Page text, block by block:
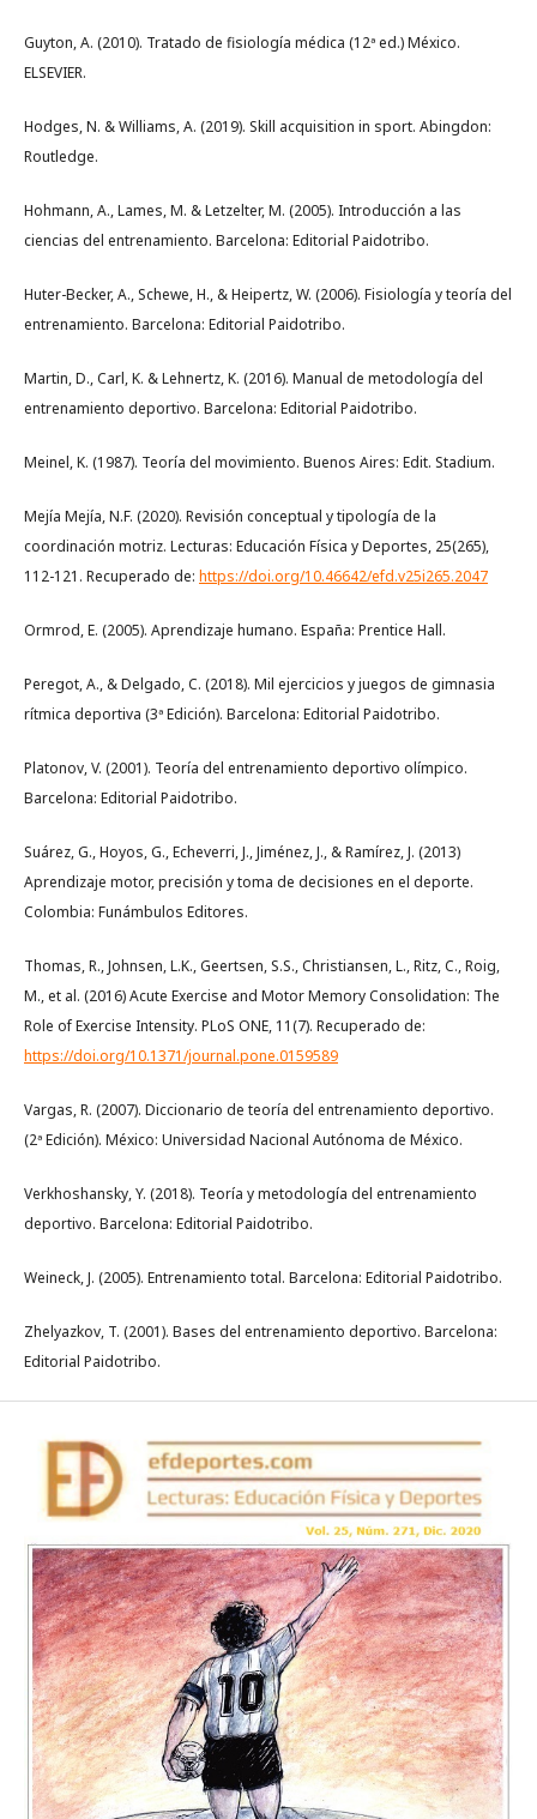
Guyton, A. (2010). Tratado de fisiología médica (12ª ed.) México.
ELSEVIER.
Hodges, N. & Williams, A. (2019). Skill acquisition in sport. Abingdon:
Routledge.
Hohmann, A., Lames, M. & Letzelter, M. (2005). Introducción a las
ciencias del entrenamiento. Barcelona: Editorial Paidotribo.
Huter-Becker, A., Schewe, H., & Heipertz, W. (2006). Fisiología y teoría del
entrenamiento. Barcelona: Editorial Paidotribo.
Martin, D., Carl, K. & Lehnertz, K. (2016). Manual de metodología del
entrenamiento deportivo. Barcelona: Editorial Paidotribo.
Meinel, K. (1987). Teoría del movimiento. Buenos Aires: Edit. Stadium.
Mejía Mejía, N.F. (2020). Revisión conceptual y tipología de la
coordinación motriz. Lecturas: Educación Física y Deportes, 25(265),
112-121. Recuperado de: https://doi.org/10.46642/efd.v25i265.2047
Ormrod, E. (2005). Aprendizaje humano. España: Prentice Hall.
Peregot, A., & Delgado, C. (2018). Mil ejercicios y juegos de gimnasia
rítmica deportiva (3ª Edición). Barcelona: Editorial Paidotribo.
Platonov, V. (2001). Teoría del entrenamiento deportivo olímpico.
Barcelona: Editorial Paidotribo.
Suárez, G., Hoyos, G., Echeverri, J., Jiménez, J., & Ramírez, J. (2013)
Aprendizaje motor, precisión y toma de decisiones en el deporte.
Colombia: Funámbulos Editores.
Thomas, R., Johnsen, L.K., Geertsen, S.S., Christiansen, L., Ritz, C., Roig,
M., et al. (2016) Acute Exercise and Motor Memory Consolidation: The
Role of Exercise Intensity. PLoS ONE, 11(7). Recuperado de:
https://doi.org/10.1371/journal.pone.0159589
Vargas, R. (2007). Diccionario de teoría del entrenamiento deportivo.
(2ª Edición). México: Universidad Nacional Autónoma de México.
Verkhoshansky, Y. (2018). Teoría y metodología del entrenamiento
deportivo. Barcelona: Editorial Paidotribo.
Weineck, J. (2005). Entrenamiento total. Barcelona: Editorial Paidotribo.
Zhelyazkov, T. (2001). Bases del entrenamiento deportivo. Barcelona:
Editorial Paidotribo.